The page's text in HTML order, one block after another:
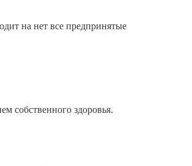
на нет все предпринятые
собственного здоровья.